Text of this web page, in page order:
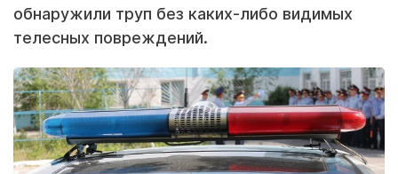
обнаружили труп без каких-либо видимых
телесных повреждений.